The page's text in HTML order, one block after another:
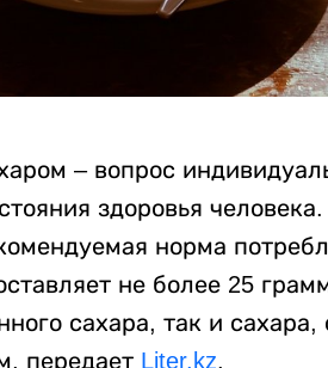
– вопрос
здоровья
норма
не более 25
сахара, так и
передает Liter.kz.